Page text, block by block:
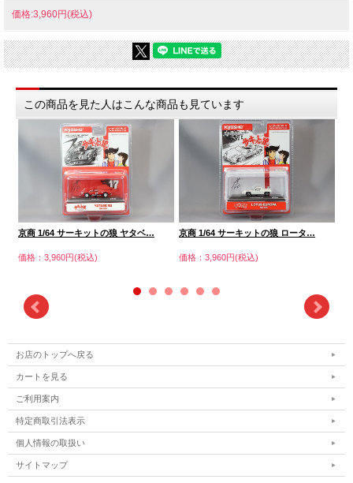
価格:3,960円(税込)
この商品を見た人はこんな商品も見ています
京商 1/64 サーキットの狼 ヤタベ…
価格：3,960円(税込)
京商 1/64 サーキットの狼 ロータ…
価格：3,960円(税込)
お店のトップへ戻る
カートを見る
ご利用案内
特定商取引法表示
個人情報の取扱い
サイトマップ